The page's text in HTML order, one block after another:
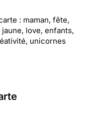
: maman, fête,
love, enfants,
unicornes